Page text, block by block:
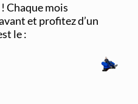
Chaque mois
et profitez d’un
le :